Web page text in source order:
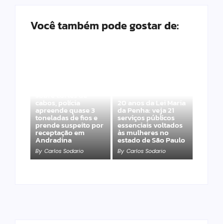
Você também pode gostar de:
cabos, polícia
apreende quase 3
toneladas de fios e
prende suspeito por
receptação em
Andradina
By Carlos Sodario
20 anos da Lei Maria
da Penha: veja 21
serviços públicos
essenciais voltados
às mulheres no
estado de São Paulo
By Carlos Sodario